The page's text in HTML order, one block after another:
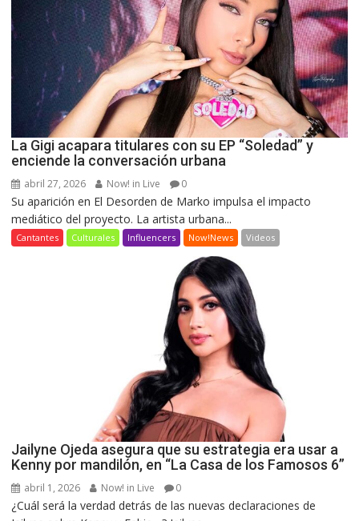
La Gigi acapara titulares con su EP “Soledad” y
enciende la conversación urbana
abril 27, 2026 Now! in Live 0
Su aparición en El Desorden de Marko impulsa el impacto
mediático del proyecto. La artista urbana...
Cantantes Culturales Influencers Now!News Videos
Jailyne Ojeda asegura que su estrategia era usar a
Kenny por mandilón, en “La Casa de los Famosos 6”
abril 1, 2026 Now! in Live 0
¿Cuál será la verdad detrás de las nuevas declaraciones de